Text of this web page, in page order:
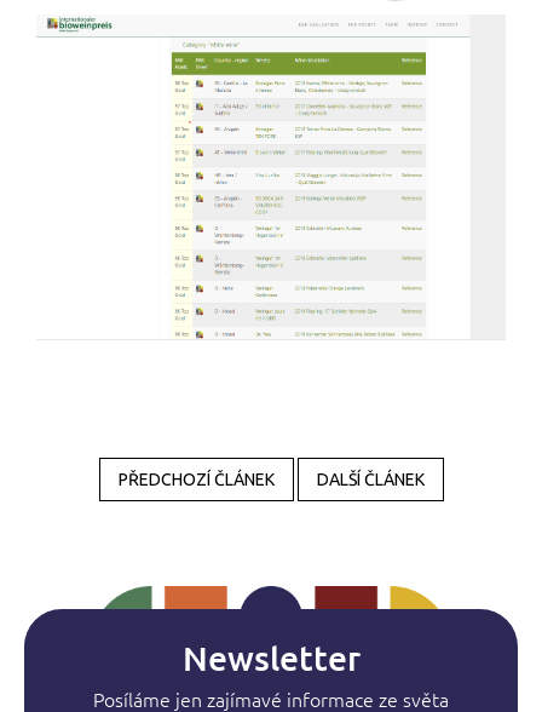
PŘEDCHOZÍ ČLÁNEK DALŠÍ ČLÁNEK
Newsletter
Posíláme jen zajímavé informace ze světa